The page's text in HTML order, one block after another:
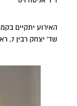
האירוע יתקיים
שד' יצחק רבין 7, ראשון לציון